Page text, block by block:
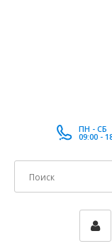
ПН - СБ
09:00 -